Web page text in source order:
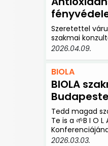
Szeretettel
szakmai
2026.04.09.
BIOLA
BIOLA
Tedd magad
Te is a 🌱B I O
10:00 kezdettel!
2026.03.03.